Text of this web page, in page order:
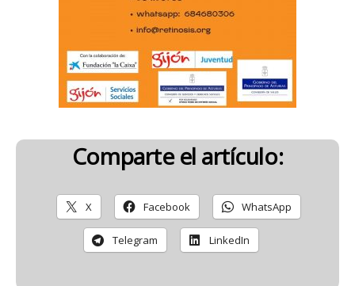
Comparte el artículo:
X Facebook WhatsApp
Telegram LinkedIn